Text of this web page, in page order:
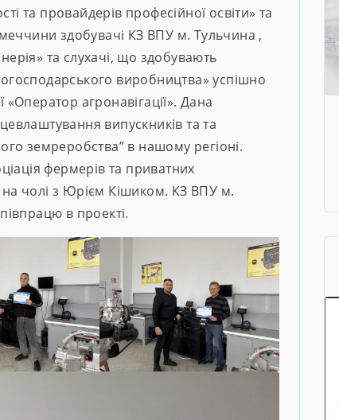
та провайдерів професійної освіти» та
здобувачі КЗ ВПУ м. Тульчина ,
та слухачі, що здобувають
виробництва» успішно
агронавігації». Дана
випускників та та
земреробства” в нашому регіоні.
фермерів та приватних
на чолі з Юрієм Кішиком. КЗ ВПУ м.
в проекті.